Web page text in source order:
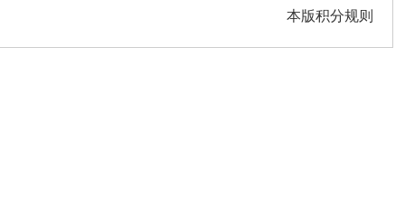
本版积分规则